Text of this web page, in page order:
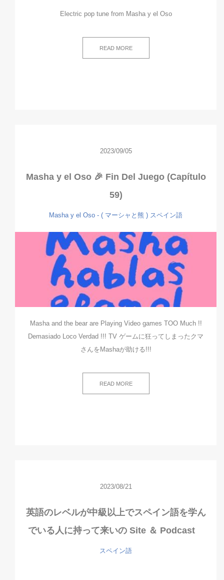
Electric pop tune from Masha y el Oso
READ MORE
2023/09/05
Masha y el Oso 🎉 Fin Del Juego (Capítulo
59)
Masha y el Oso - ( マーシャと熊 ) スペイン語
Masha and the bear are Playing Video games TOO Much !!
Demasiado Loco Verdad !!! TV ゲームに狂ってしまったクマ
さんをMashaが助ける!!!
READ MORE
2023/08/21
英語のレベルが中級以上でスペイン語を学ん
でいる人に持って来いの Site ＆ Podcast
スペイン語